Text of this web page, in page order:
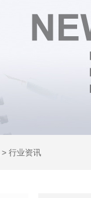
> 行业资讯